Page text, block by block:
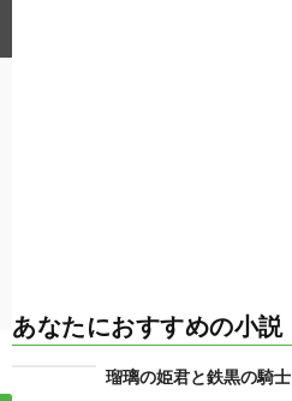
あなたにおすすめの小説
瑠璃の姫君と鉄黒の騎士